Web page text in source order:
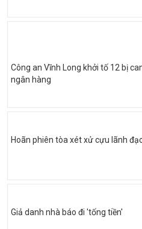
Công an Vĩnh Long khởi tố 12 bị
ngân hàng
Hoãn phiên tòa xét xử cựu lãnh
Giả danh nhà báo đi 'tống tiền'